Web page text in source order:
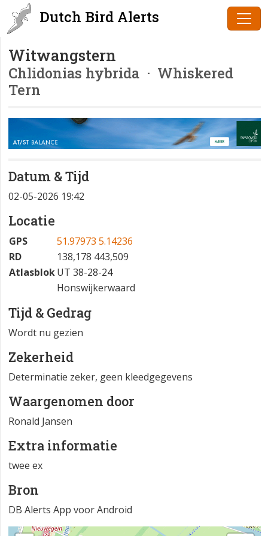
Dutch Bird Alerts
Witwangstern
Chlidonias hybrida · Whiskered
Tern
Datum & Tijd
02-05-2026 19:42
Locatie
GPS
51.97973 5.14236
RD
138,178 443,509
AtlasblokUT 38-28-24
Honswijkerwaard
Tijd & Gedrag
Wordt nu gezien
Zekerheid
Determinatie zeker, geen kleedgegevens
Waargenomen door
Ronald Jansen
Extra informatie
twee ex
Bron
DB Alerts App voor Android